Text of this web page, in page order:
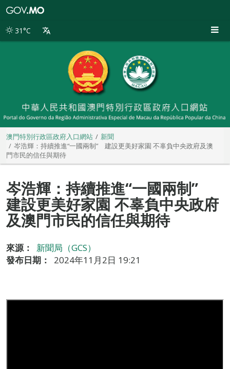
別
31°C
澳門特別行政區政府入口網站
新聞
岑浩輝：持續推進“一國兩制” 建設更美好家園 不辜負中央政府及澳
門市民的信任與期待
岑浩輝：持續推進“一國兩制”
建設更美好家園 不辜負中央政府
及澳門市民的信任與期待
來源：
新聞局（GCS）
發布日期：
2024年11月2日 19:21